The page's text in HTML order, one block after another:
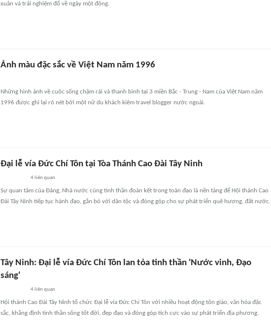
xuân và trải nghiệm đổ về ngày một đông.
Ảnh màu đặc sắc về Việt Nam năm 1996
Những hình ảnh về cuộc sống chậm rãi và thanh bình tại 3 miền Bắc - Trung - Nam của Việt Nam năm
1996 được ghi lại rõ nét bởi một nữ du khách kiêm travel blogger nước ngoài.
Đại lễ vía Đức Chí Tôn tại Tòa Thánh Cao Đài Tây Ninh
4liên quan
Sự quan tâm của Đảng, Nhà nước cùng tinh thần đoàn kết trong toàn đạo là nền tảng để Hội thánh Cao
Đài Tây Ninh tiếp tục hành đạo, gắn bó với dân tộc và đóng góp cho sự phát triển quê hương, đất nước.
Tây Ninh: Đại lễ vía Đức Chí Tôn lan tỏa tinh thần 'Nước vinh, Đạo
sáng'
4liên quan
Hội thánh Cao Đài Tây Ninh tổ chức Đại lễ vía Đức Chí Tôn với nhiều hoạt động tôn giáo, văn hóa đặc
sắc, khẳng định tinh thần sống tốt đời, đẹp đạo và đóng góp tích cực vào sự phát triển địa phương.